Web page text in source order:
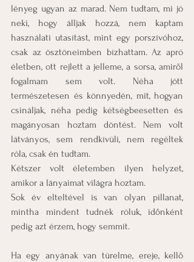
lényeg ugyan az marad. Nem tudtam, mi jó
neki, hogy álljak hozzá, nem kaptam
használati utasítást, mint egy porszívóhoz,
csak az ösztöneimben bízhattam. Az apró
életben, ott rejlett a jelleme, a sorsa, amiről
fogalmam sem volt. Néha jött
természetesen és könnyedén, mit, hogyan
csináljak, néha pedig kétségbeesetten és
magányosan hoztam döntést. Nem volt
látványos, sem rendkívüli, nem regéltek
róla, csak én tudtam.
Kétszer volt életemben ilyen helyzet,
amikor a lányaimat világra hoztam.
Sok év elteltével is van olyan pillanat,
mintha mindent tudnék róluk, időnként
pedig azt érzem, hogy semmit.
Ha egy anyának van türelme, ereje, kellő